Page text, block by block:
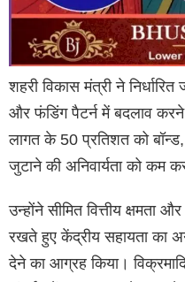
शहरी विकास मंत्री ने
और फंडिंग पैटर्न में बदलाव करने
लागत के 50 प्रतिशत को
जुटाने की अनिवार्यता को कम
उन्होंने सीमित वित्तीय क्षमता
रखते हुए केंद्रीय सहायता का
देने का आग्रह किया।